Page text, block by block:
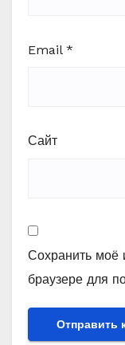
Email *
Сайт
Сохранить моё
браузере для